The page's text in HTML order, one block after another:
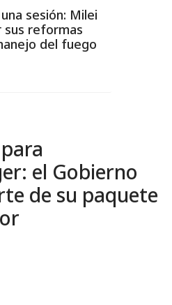
sesión: Milei
sus reformas
del fuego
el Gobierno
de su paquete